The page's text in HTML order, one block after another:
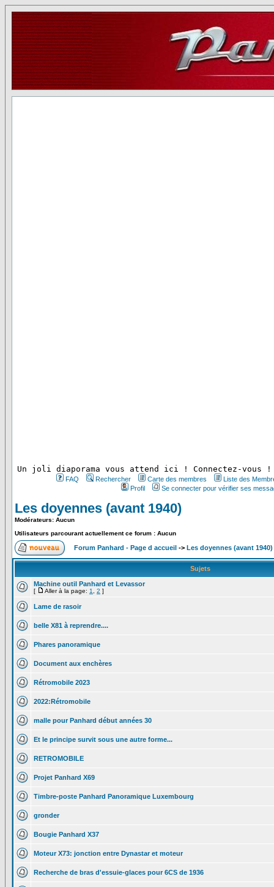
Un joli diaporama vous attend ici ! Connectez-vous !
FAQ Rechercher Carte des membres
Liste des
Profil
Se connecter pour vérifier ses
Les doyennes (avant 1940)
Modérateurs: Aucun
Utilisateurs parcourant actuellement ce forum : Aucun
Forum Panhard - Page d accueil -> Les doyennes (avant 1940)
Sujets
Machine outil Panhard et Levassor
[ Aller à la page: 1 2 ]
Lame de rasoir
belle X81 à reprendre....
Phares panoramique
Document aux enchères
Rétromobile 2023
2022:Rétromobile
malle pour Panhard début années 30
Et le principe survit sous une autre forme...
RETROMOBILE
Projet Panhard X69
Timbre-poste Panhard Panoramique Luxembourg
gronder
Bougie Panhard X37
Moteur X73: jonction entre Dynastar et moteur
Recherche de bras d'essuie-glaces pour 6CS de 1936